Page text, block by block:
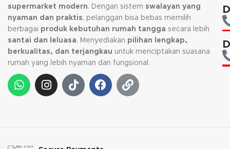
supermarket modern. Dengan sistem swalayan yang
nyaman dan praktis, pelanggan bisa bebas memilih
berbagai produk kebutuhan rumah tangga secara lebih
santai dan leluasa. Menyediakan pilihan lengkap,
berkualitas, dan terjangkau untuk menciptakan suasana
rumah yang lebih nyaman dan fungsional.